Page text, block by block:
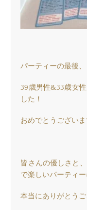
パーティーの最後
39歳男性&33歳女
した！
おめでとうございま
皆さんの優しさと
で楽しいパーティー
本当にありがとうご